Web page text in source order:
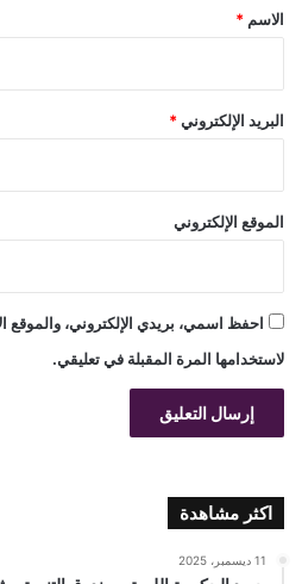
*
الاسم *
البريد الإلكتروني *
الموقع الإلكتروني
احفظ اسمي، بريدي الإلكتروني، والموقع
لاستخدامها المرة المقبلة في تعليقي.
اكثر مشاهدة
11 ديسمبر، 2025